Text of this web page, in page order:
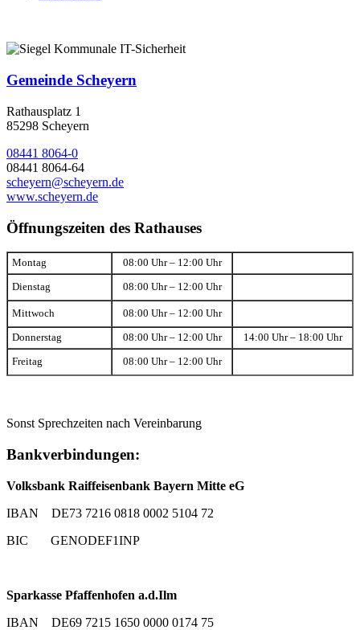
Gemeinde Scheyern
Rathausplatz 1
85298 Scheyern
08441 8064-0
08441 8064-64
scheyern@scheyern.de
www.scheyern.de
Öffnungszeiten des Rathauses
Montag 08:00 Uhr – 12:00 Uhr
Dienstag 08:00 Uhr – 12:00 Uhr
Mittwoch 08:00 Uhr – 12:00 Uhr
Donnerstag 08:00 Uhr – 12:00 Uhr 14:00 Uhr – 18:00 Uhr
Freitag 08:00 Uhr – 12:00 Uhr
Sonst Sprechzeiten nach Vereinbarung
Bankverbindungen:
Volksbank Raiffeisenbank Bayern Mitte eG
IBAN DE73 7216 0818 0002 5104 72
BIC GENODEF1INP
Sparkasse Pfaffenhofen a.d.Ilm
IBAN DE69 7215 1650 0000 0174 75